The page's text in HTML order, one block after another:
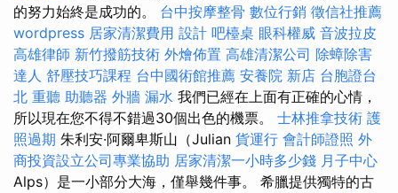
的努力始終是成功的。 台中按摩整骨 數位行銷 徵信社推薦
wordpress 居家清潔費用 設計 吧檯桌 眼科權威 音波拉皮
高雄律師 新竹撥筋技術 外燴佈置 高雄清潔公司 除蟑除害
達人 舒壓技巧課程 台中國術館推薦 安養院 新店 台胞證台
北 重聽 助聽器 外牆 漏水 我們已經在上面有正確的心情，
所以現在您不得不錯過30個出色的機票。 士林推拿技術 護
照過期 朱利安·阿爾卑斯山（Julian 貨運行 會計師證照 外
商投資設立公司專業協助 居家清潔一小時多少錢 月子中心
Alps）是一小部分大海，僅舉幾件事。 希臘提供獨特的古